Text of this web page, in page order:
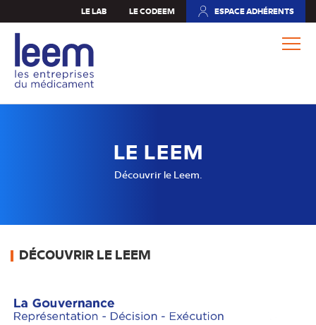
au
contenu
principal
LE LAB LE CODEEM ESPACE ADHÉRENTS
(NOUVEL
LE LEEM
Découvrir le Leem.
DÉCOUVRIR LE LEEM